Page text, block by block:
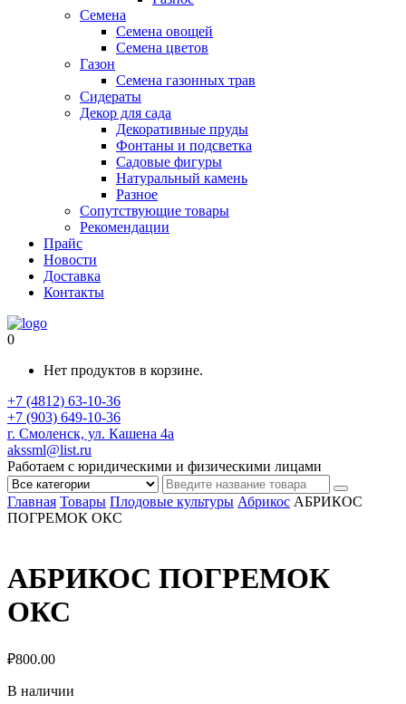
Семена
Семена овощей
Семена цветов
Газон
Семена газонных трав
Сидераты
Декор для сада
Декоративные пруды
Фонтаны и подсветка
Садовые фигуры
Натуральный камень
Разное
Сопутствующие товары
Рекомендации
Прайс
Новости
Доставка
Контакты
0
Нет продуктов в корзине.
+7 (4812) 63-10-36
+7 (903) 649-10-36
г. Смоленск, ул. Кашена 4а
akssml@list.ru
Работаем с юридическими и физическими лицами
Главная Товары Плодовые культуры Абрикос АБРИКОС
ПОГРЕМОК ОКС
АБРИКОС ПОГРЕМОК
ОКС
₽800.00
В наличии